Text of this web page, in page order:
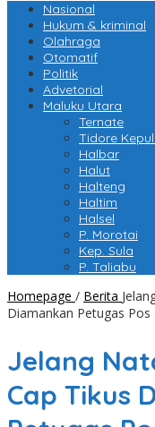
Nasional
Hukum & kriminal
Olahraga
Otomatif
Politik
Advetorial
Maluku Utara
Ternate
Tidore
Halbar
Halut
Halteng
Haltim
Halsel
P. Morotai
Kep. Sula
P. Taliabu
Homepage / Berita
Diamankan Petugas Pos
Jelang
Cap Tikus